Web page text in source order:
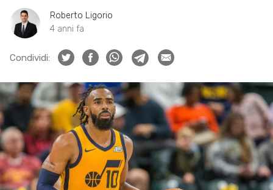
Roberto Ligorio
4 anni fa
Condividi: